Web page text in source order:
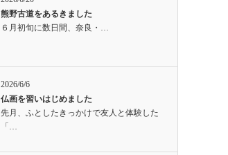
熊野古道をあるきました
６月初旬に数日間、奈良・…
2026/6/6
仏画を習いはじめました
先月、ふとしたきっかけで友人と体験した
「…